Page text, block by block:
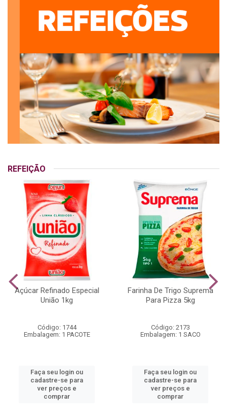
REFEIÇÃO
Açúcar Refinado Especial
União 1kg
Código: 1744
Embalagem: 1 PACOTE
Faça seu login ou
cadastre-se para
ver preços e
comprar
Farinha De Trigo Suprema
Para Pizza 5kg
Código: 2173
Embalagem: 1 SACO
Faça seu login ou
cadastre-se para
ver preços e
comprar